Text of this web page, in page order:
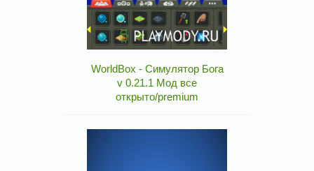
WorldBox - Симулятор Бога
v 0.21.1 Мод все
открыто/premium